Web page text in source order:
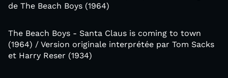
de The Beach Boys (1964)
The Beach Boys - Santa Claus is coming to town
(1964) / Version originale interprétée par Tom Sacks
et Harry Reser (1934)